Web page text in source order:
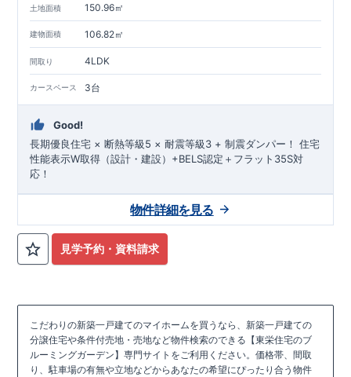
土地面積 150.96㎡
建物面積 106.82㎡
間取り 4LDK
カースペース 3台
Good!
長期優良住宅 × 断熱等級5 × 耐震等級3 + 制震ダンパー！ 住宅
性能表示W取得（設計・建設）+BELS認定＋フラット35S対
応！
見学予約・資料請求
物件詳細を見る
こだわりの新築一戸建てのマイホームを買うなら、新築一戸建ての
分譲住宅や条件付売地・売地など物件検索のできる【東栄住宅のブ
ルーミングガーデン】専門サイトをご利用ください。価格帯、間取
り、駐車場の有無や立地などからあなたの希望にぴったり合う物件